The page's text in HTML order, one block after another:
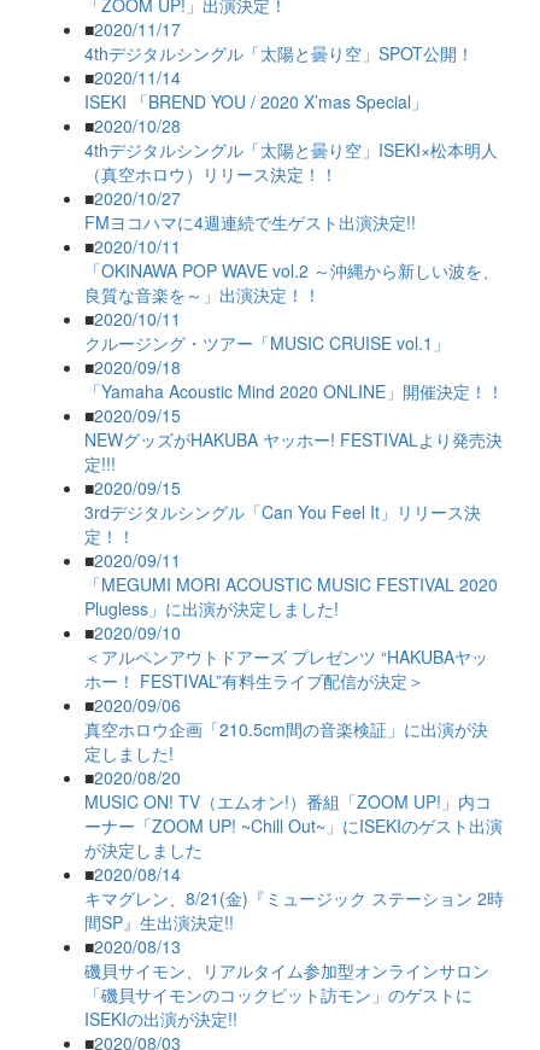
「ZOOM UP!」出演決定！
■2020/11/17
4thデジタルシングル「太陽と曇り空」SPOT公開！
■2020/11/14
ISEKI 「BREND YOU / 2020 X’mas Special」
■2020/10/28
4thデジタルシングル「太陽と曇り空」ISEKI×松本明人
（真空ホロウ）リリース決定！！
■2020/10/27
FMヨコハマに4週連続で生ゲスト出演決定!!
■2020/10/11
「OKINAWA POP WAVE vol.2 ～沖縄から新しい波を、
良質な音楽を～」出演決定！！
■2020/10/11
クルージング・ツアー「MUSIC CRUISE vol.1」
■2020/09/18
「Yamaha Acoustic Mind 2020 ONLINE」開催決定！！
■2020/09/15
NEWグッズがHAKUBA ヤッホー! FESTIVALより発売決
定!!!
■2020/09/15
3rdデジタルシングル「Can You Feel It」リリース決
定！！
■2020/09/11
「MEGUMI MORI ACOUSTIC MUSIC FESTIVAL 2020
Plugless」に出演が決定しました!
■2020/09/10
＜アルペンアウトドアーズ プレゼンツ “HAKUBAヤッ
ホー！ FESTIVAL”有料生ライブ配信が決定＞
■2020/09/06
真空ホロウ企画「210.5cm間の音楽検証」に出演が決
定しました!
■2020/08/20
MUSIC ON! TV（エムオン!）番組「ZOOM UP!」内コ
ーナー「ZOOM UP! ~Chill Out~」にISEKIのゲスト出演
が決定しました
■2020/08/14
キマグレン、8/21(金)『ミュージック ステーション 2時
間SP』生出演決定!!
■2020/08/13
磯貝サイモン、リアルタイム参加型オンラインサロン
「磯貝サイモンのコックピット訪モン」のゲストに
ISEKIの出演が決定!!
■2020/08/03